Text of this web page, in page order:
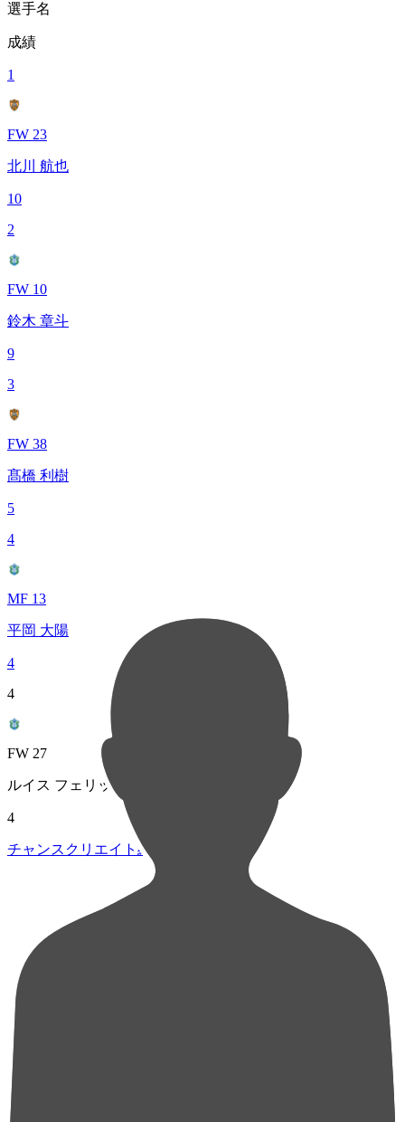
選手名
成績
1
FW 23
北川 航也
10
2
FW 10
鈴木 章斗
9
3
FW 38
髙橋 利樹
5
4
MF 13
平岡 大陽
4
4
FW 27
ルイス フェリッピ
4
チャンスクリエイト総数